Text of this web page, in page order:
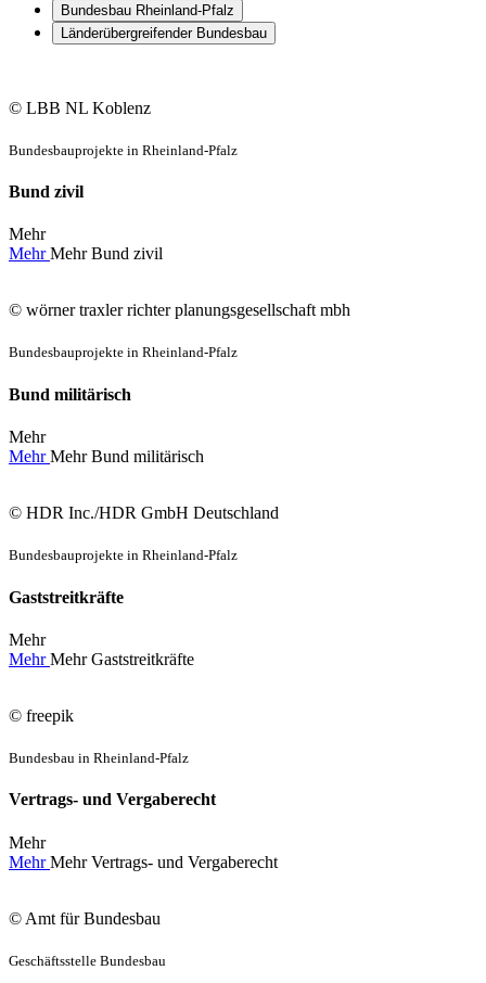
Bundesbau Rheinland-Pfalz
Länderübergreifender Bundesbau
© LBB NL Koblenz
Bundesbauprojekte in Rheinland-Pfalz
Bund zivil
Mehr
MehrMehrBund zivil
© wörner traxler richter planungsgesellschaft mbh
Bundesbauprojekte in Rheinland-Pfalz
Bund militärisch
Mehr
MehrMehrBund militärisch
© HDR Inc./HDR GmbH Deutschland
Bundesbauprojekte in Rheinland-Pfalz
Gaststreitkräfte
Mehr
MehrMehrGaststreitkräfte
© freepik
Bundesbau in Rheinland-Pfalz
Vertrags- und Vergaberecht
Mehr
MehrMehrVertrags- und Vergaberecht
© Amt für Bundesbau
Geschäftsstelle Bundesbau